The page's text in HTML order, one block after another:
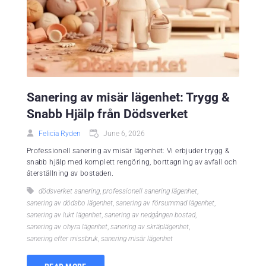
Sanering av misär lägenhet: Trygg &
Snabb Hjälp från Dödsverket
Felicia Ryden June 6, 2026
Professionell sanering av misär lägenhet: Vi erbjuder trygg &
snabb hjälp med komplett rengöring, borttagning av avfall och
återställning av bostaden.
dödsverket sanering, professionell sanering lägenhet,
sanering av dödsbo lägenhet, sanering av försummad lägenhet,
sanering av lukt lägenhet, sanering av nedgången bostad,
sanering av ohyra lägenhet, sanering av skräplägenhet,
sanering efter missbruk, sanering misär lägenhet